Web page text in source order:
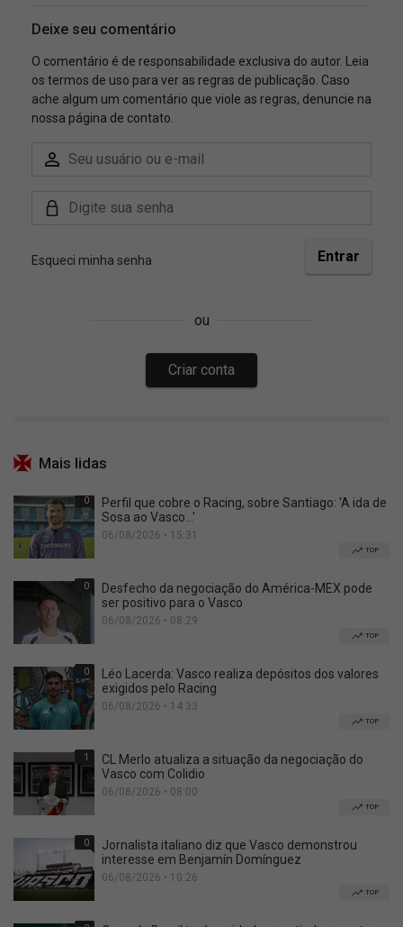
Mais lidas
0
Perfil que cobre o Racing, sobre Santiago: 'A ida de
Sosa ao Vasco...'
06/08/2026 • 15:31
TOP
0
Desfecho da negociação do América-MEX pode
ser positivo para o Vasco
06/08/2026 • 08:29
TOP
0
Léo Lacerda: Vasco realiza depósitos dos valores
exigidos pelo Racing
06/08/2026 • 14:33
TOP
1
CL Merlo atualiza a situação da negociação do
Vasco com Colidio
06/08/2026 • 08:00
TOP
0
Jornalista italiano diz que Vasco demonstrou
interesse em Benjamín Domínguez
06/08/2026 • 10:26
TOP